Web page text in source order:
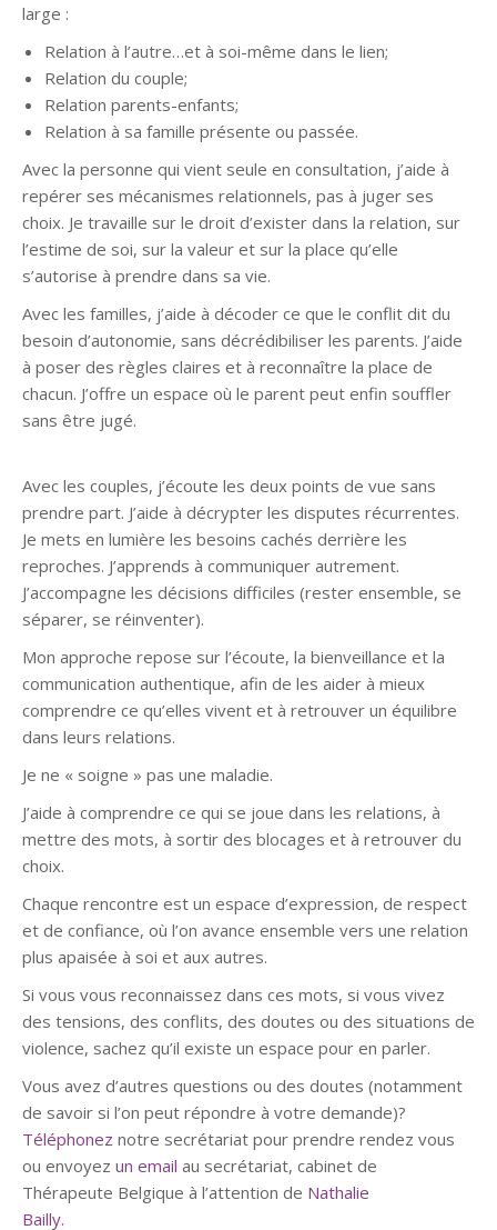
large :
Relation à l’autre…et à soi-même dans le lien;
Relation du couple;
Relation parents-enfants;
Relation à sa famille présente ou passée.
Avec la personne qui vient seule en consultation, j’aide à
repérer ses mécanismes relationnels, pas à juger ses
choix. Je travaille sur le droit d’exister dans la relation, sur
l’estime de soi, sur la valeur et sur la place qu’elle
s’autorise à prendre dans sa vie.
Avec les familles, j’aide à décoder ce que le conflit dit du
besoin d’autonomie, sans décrédibiliser les parents. J’aide
à poser des règles claires et à reconnaître la place de
chacun. J’offre un espace où le parent peut enfin souffler
sans être jugé.
Avec les couples, j’écoute les deux points de vue sans
prendre part. J’aide à décrypter les disputes récurrentes.
Je mets en lumière les besoins cachés derrière les
reproches. J’apprends à communiquer autrement.
J’accompagne les décisions difficiles (rester ensemble, se
séparer, se réinventer).
Mon approche repose sur l’écoute, la bienveillance et la
communication authentique, afin de les aider à mieux
comprendre ce qu’elles vivent et à retrouver un équilibre
dans leurs relations.
Je ne « soigne » pas une maladie.
J’aide à comprendre ce qui se joue dans les relations, à
mettre des mots, à sortir des blocages et à retrouver du
choix.
Chaque rencontre est un espace d’expression, de respect
et de confiance, où l’on avance ensemble vers une relation
plus apaisée à soi et aux autres.
Si vous vous reconnaissez dans ces mots, si vous vivez
des tensions, des conflits, des doutes ou des situations de
violence, sachez qu’il existe un espace pour en parler.
Vous avez d’autres questions ou des doutes (notamment
de savoir si l’on peut répondre à votre demande)?
Téléphonez notre secrétariat pour prendre rendez vous
ou envoyez un email au secrétariat, cabinet de
Thérapeute Belgique à l’attention de Nathalie
Bailly.